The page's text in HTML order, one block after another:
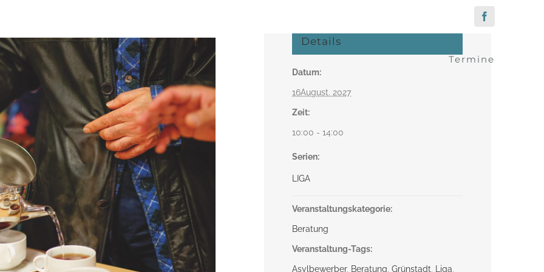
Facebook
Termine
Details
Datum:
16August. 2027
Zeit:
10:00 - 14:00
Serien:
LIGA
Veranstaltungskategorie:
Beratung
Veranstaltung-Tags:
Asylbewerber, Beratung ,Grünstadt Liga